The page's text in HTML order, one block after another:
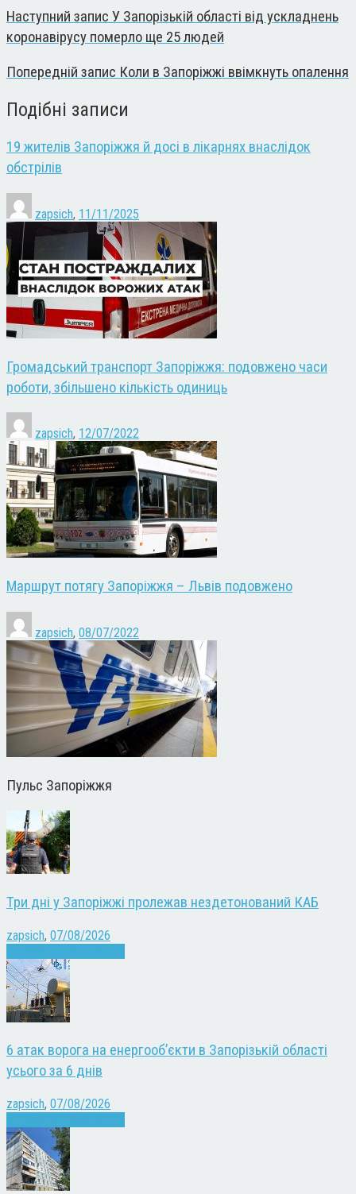
Наступний запис У Запорізькій області від ускладнень
коронавірусу померло ще 25 людей
Попередній запис Коли в Запоріжжі ввімкнуть опалення
Подібні записи
19 жителів Запоріжжя й досі в лікарнях внаслідок
обстрілів
zapsich, 11/11/2025
Громадський транспорт Запоріжжя: подовжено часи
роботи, збільшено кількість одиниць
zapsich, 12/07/2022
Маршрут потягу Запоріжжя – Львів подовжено
zapsich, 08/07/2022
Пульс Запоріжжя
Три дні у Запоріжжі пролежав нездетонований КАБ
zapsich, 07/08/2026
6 атак ворога на енергооб’єкти в Запорізькій області
усього за 6 днів
zapsich, 07/08/2026